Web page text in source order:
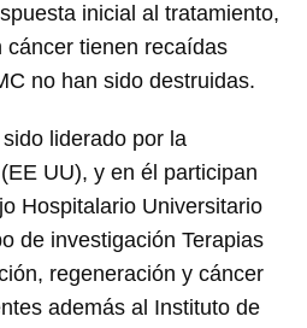
inicial al tratamiento,
cáncer tienen recaídas
no han sido destruidas.
liderado por la
UU), y en él participan
Hospitalario Universitario
de investigación Terapias
regeneración y cáncer
además al Instituto de